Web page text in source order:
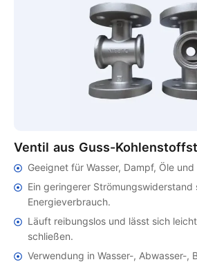
Ventil aus Guss-
Geeignet für Wasser, Dampf, Öle
Ein geringerer Strömungswiderstand
Energieverbrauch.
Läuft reibungslos und lässt sich
schließen.
Verwendung in Wasser-, Abwasser-,